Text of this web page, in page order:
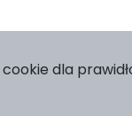
dla